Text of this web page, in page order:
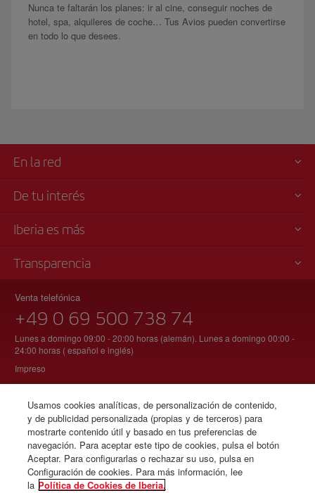
Nunca te faltarán los planes: ir al cine, conseguir noches de
hotel, spa, alquileres de coche… Tus Avios pueden convertirse
en todo lo que desees.
En la red
De tu interés
Iberia es más
Transparencia
Venta telefónica
+49 0 69 500 738 74
Lunes a domingo 09:00 - 20:00 horas (alemán). Lunes a domingo 00:00 -
24:00 horas ( español e inglés)
Impreso
© Iberia 2026
Usamos cookies analíticas, de personalización de contenido,
y de publicidad personalizada (propias y de terceros) para
mostrarte contenido útil y basado en tus preferencias de
navegación. Para aceptar este tipo de cookies, pulsa el botón
Aceptar. Para configurarlas o rechazar su uso, pulsa en
Configuración de cookies. Para más información, lee
la Política de Cookies de Iberia.